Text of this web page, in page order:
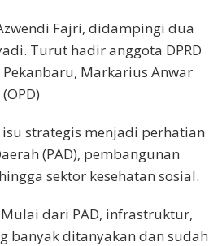
Fajri, didampingi dua
Turut hadir anggota DPRD
Markarius Anwar
strategis menjadi perhatian
(PAD), pembangunan
sektor kesehatan sosial.
dari PAD, infrastruktur,
banyak ditanyakan dan sudah